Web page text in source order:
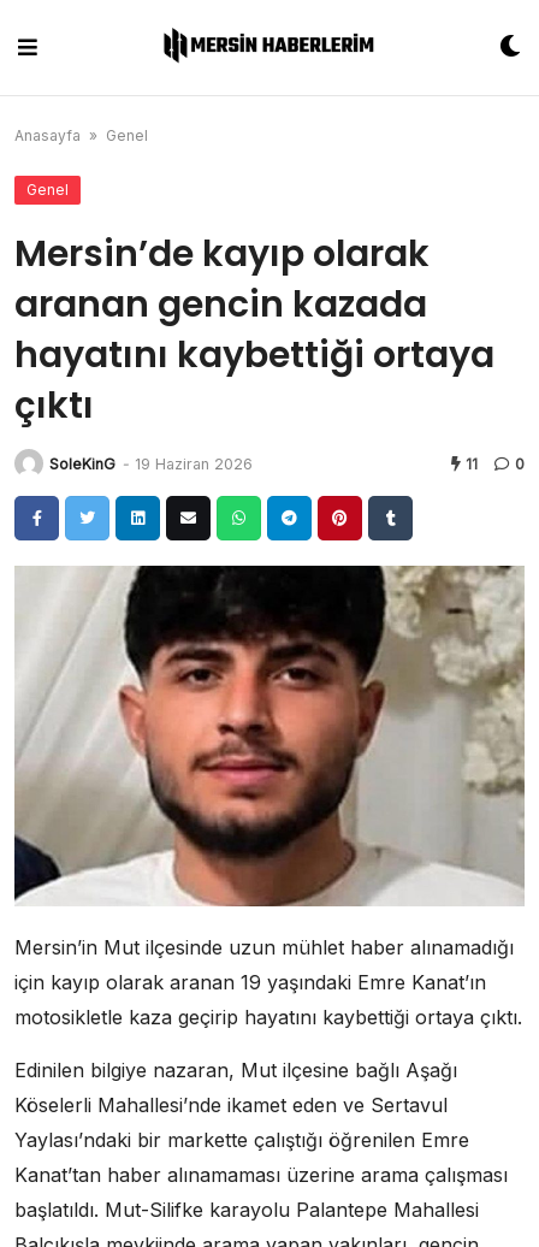
content
Anasayfa » Genel
Genel
Mersin’de kayıp olarak
aranan gencin kazada
hayatını kaybettiği ortaya
çıktı
SoleKinG - 19 Haziran 2026 11 0
Mersin’in Mut ilçesinde uzun mühlet haber alınamadığı
için kayıp olarak aranan 19 yaşındaki Emre Kanat’ın
motosikletle kaza geçirip hayatını kaybettiği ortaya çıktı.
Edinilen bilgiye nazaran, Mut ilçesine bağlı Aşağı
Köselerli Mahallesi’nde ikamet eden ve Sertavul
Yaylası’ndaki bir markette çalıştığı öğrenilen Emre
Kanat’tan haber alınamaması üzerine arama çalışması
başlatıldı. Mut-Silifke karayolu Palantepe Mahallesi